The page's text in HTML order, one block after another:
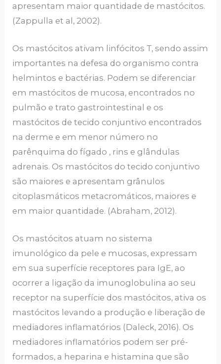
apresentam maior quantidade de mastócitos.
(Zappulla et al, 2002).
Os mastócitos ativam linfócitos T, sendo assim
importantes na defesa do organismo contra
helmintos e bactérias. Podem se diferenciar
em mastócitos de mucosa, encontrados no
pulmão e trato gastrointestinal e os
mastócitos de tecido conjuntivo encontrados
na derme e em menor número no
parênquima do fígado , rins e glândulas
adrenais. Os mastócitos do tecido conjuntivo
são maiores e apresentam grânulos
citoplasmáticos metacromáticos, maiores e
em maior quantidade. (Abraham, 2012).
Os mastócitos atuam no sistema
imunológico da pele e mucosas, expressam
em sua superfície receptores para IgE, ao
ocorrer a ligação da imunoglobulina ao seu
receptor na superfície dos mastócitos, ativa os
mastócitos levando a produção e liberação de
mediadores inflamatórios (Daleck, 2016). Os
mediadores inflamatórios podem ser pré-
formados, a heparina e histamina que são